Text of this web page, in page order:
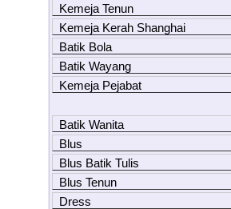
Kemeja Tenun
Kemeja Kerah Shanghai
Batik Bola
Batik Wayang
Kemeja Pejabat
Batik Wanita
Blus
Blus Batik Tulis
Blus Tenun
Dress